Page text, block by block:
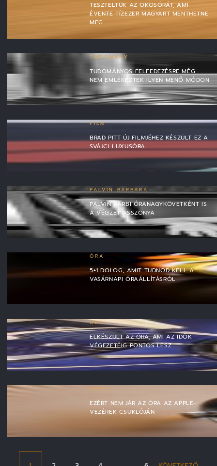
TESZTELTÜK AZ OKOSÓRÁT, AMI
ÉVENTE TÍZEZER MAGYART MENTHETNE
MEG
TUDOMÁNY
TUDOMÁNYOS FELFEDEZÉSRE MÉG
NEM EMLÉKEZTEK ILYEN MENŐ MÓDON
FILM
BRAD PITT ÚJ FILMJÉHEZ KÉSZÜLT EZ A
SVÁJCI LUXUSÓRA
PALVIN BARBARA
PALVIN BARBI ÓRANAGYKÖVETKÉNT IS
A VÉGZET ASSZONYA
ÓRA
5+1 DOLOG, AMIT TUDNOD KELL A
VASÁRNAPI ÓRAÁLLÍTÁSRÓL
ÓRA
ELKÉSZÜLT AZ ÓRA, AMI AZ IDŐK
VÉGEZETÉIG PONTOS LESZ
APPLE
EZÉRT NEM JÁR AZ ÓRA AZ APPLE-
VEZÉREK CSUKLÓJÁN